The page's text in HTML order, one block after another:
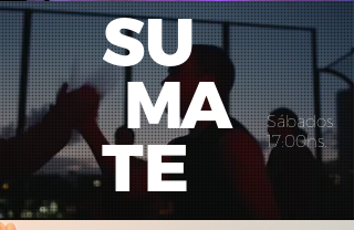
SU
MA
TE
Sábados
17:00hs.